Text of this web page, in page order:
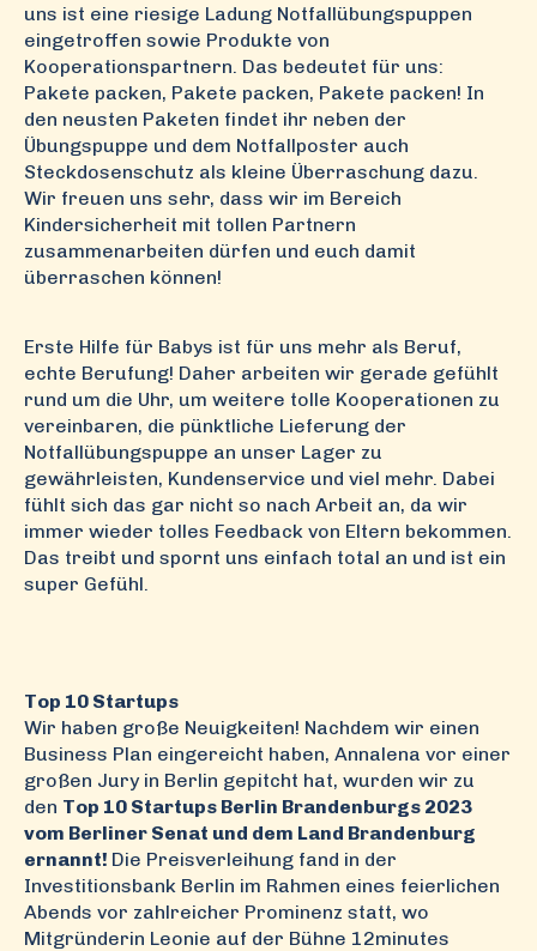
uns ist eine riesige Ladung Notfallübungspuppen
eingetroffen sowie Produkte von
Kooperationspartnern. Das bedeutet für uns:
Pakete packen, Pakete packen, Pakete packen! In
den neusten Paketen findet ihr neben der
Übungspuppe und dem Notfallposter auch
Steckdosenschutz als kleine Überraschung dazu.
Wir freuen uns sehr, dass wir im Bereich
Kindersicherheit mit tollen Partnern
zusammenarbeiten dürfen und euch damit
überraschen können!
Erste Hilfe für Babys ist für uns mehr als Beruf,
echte Berufung! Daher arbeiten wir gerade gefühlt
rund um die Uhr, um weitere tolle Kooperationen zu
vereinbaren, die pünktliche Lieferung der
Notfallübungspuppe an unser Lager zu
gewährleisten, Kundenservice und viel mehr. Dabei
fühlt sich das gar nicht so nach Arbeit an, da wir
immer wieder tolles Feedback von Eltern bekommen.
Das treibt und spornt uns einfach total an und ist ein
super Gefühl.
Top 10 Startups
Wir haben große Neuigkeiten! Nachdem wir einen
Business Plan eingereicht haben, Annalena vor einer
großen Jury in Berlin gepitcht hat, wurden wir zu
den Top 10 Startups Berlin Brandenburgs 2023
vom Berliner Senat und dem Land Brandenburg
ernannt! Die Preisverleihung fand in der
Investitionsbank Berlin im Rahmen eines feierlichen
Abends vor zahlreicher Prominenz statt, wo
Mitgründerin Leonie auf der Bühne 12minutes